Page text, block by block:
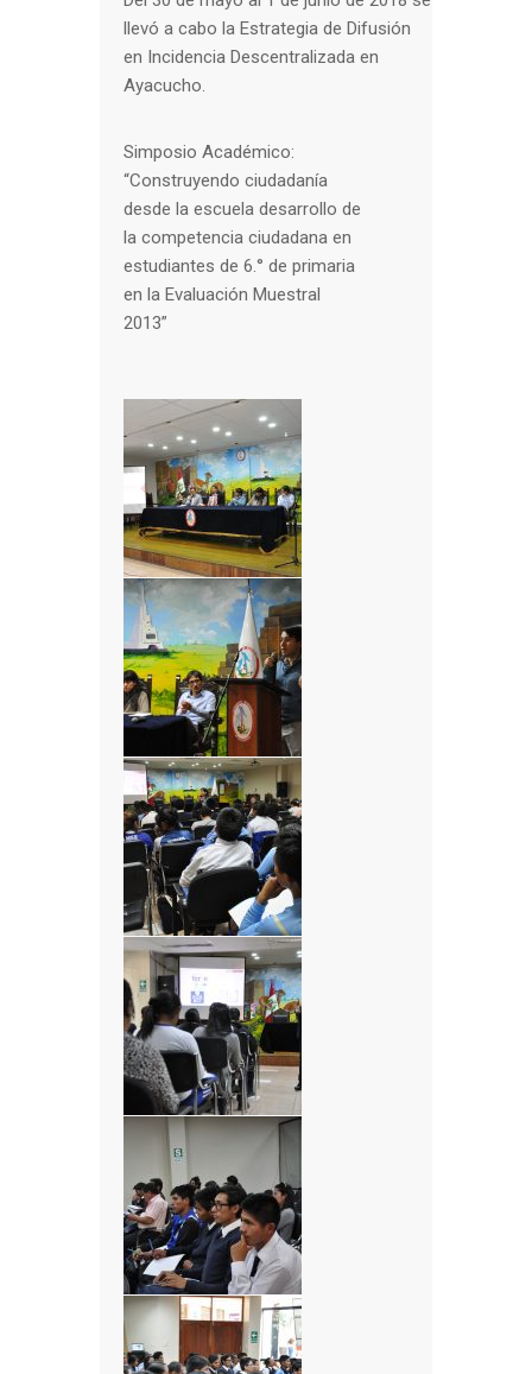
llevó a cabo la Estrategia de Difusión
en Incidencia Descentralizada en
Ayacucho.
Simposio Académico:
“Construyendo ciudadanía
desde la escuela desarrollo de
la competencia ciudadana en
estudiantes de 6.° de primaria
en la Evaluación Muestral
2013”